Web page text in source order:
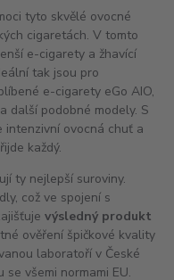
tyto skvělé ovocné
cigaretách. V tomto
e-cigarety a žhavící
tak jsou pro
e-cigarety eGo AIO,
další podobné modely. S
intenzivní ovocná chuť a
každý.
ty nejlepší suroviny.
což ve spojení s
výsledný produkt
ověření špičkové kvality
laboratoří v České
všemi normami EU.